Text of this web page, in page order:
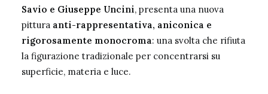
Savio e Giuseppe Uncini, presenta una nuova
pittura anti-rappresentativa, aniconica e
rigorosamente monocroma: una svolta che rifiuta
la figurazione tradizionale per concentrarsi su
superficie, materia e luce.